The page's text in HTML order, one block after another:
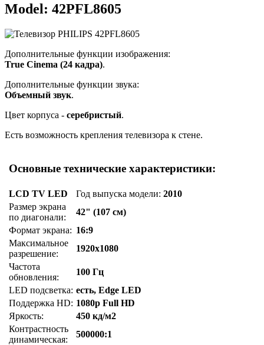
Model: 42PFL8605
Дополнительные функции изображения:
True Cinema (24 кадра).
Дополнительные функции звука:
Объемный звук.
Цвет корпуса - серебристый.
Есть возможность крепления телевизора к стене.
Основные технические характеристики:
LCD TV LED Год выпуска модели:2010
Размер экрана
по диагонали:
42" (107 см)
Формат экрана: 16:9
Максимальное
разрешение:
1920x1080
Частота
обновления:
100 Гц
LED подсветка: есть, Edge LED
Поддержка HD: 1080p Full HD
Яркость:
450 кд/м2
Контрастность
динамическая:
500000:1